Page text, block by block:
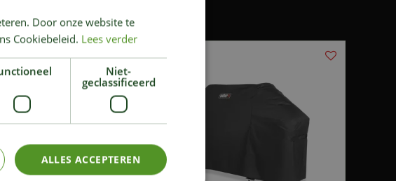
Door onze website te
Cookiebeleid. Lees verder
Niet-
geclassificeerd
ALLES ACCEPTEREN